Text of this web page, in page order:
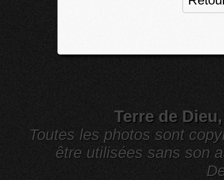
Terre de
Toutes les photos sont
être utilisées sans son